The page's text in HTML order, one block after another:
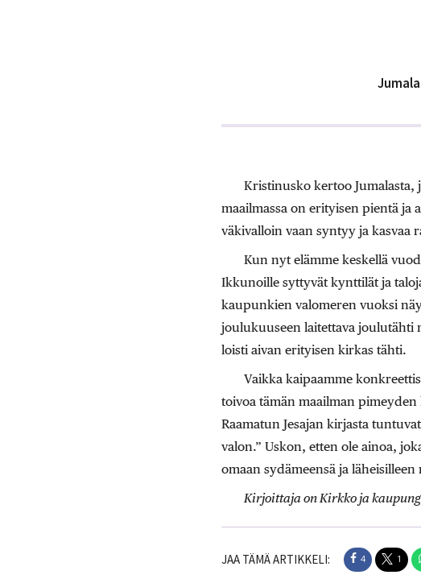
Kristinusko kertoo
maailmassa on erityisen pientä ja
väkivalloin vaan syntyy ja kasvaa
Kun nyt elämme keskellä
Ikkunoille syttyvät kynttilät ja
kaupunkien valomeren vuoksi
joulukuuseen laitettava joulutähti
loisti aivan erityisen kirkas tähti.
Vaikka kaipaamme
toivoa tämän maailman pimeyden
Raamatun Jesajan kirjasta
valon.” Uskon, etten ole ainoa,
omaan sydämeensä ja
Kirjoittaja on Kirkko ja
JAA TÄMÄ ARTIKKELI: 4 1